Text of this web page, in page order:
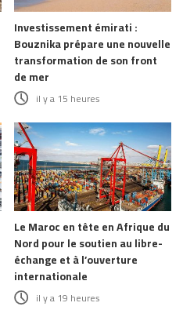
Investissement émirati :
Bouznika prépare une nouvelle
transformation de son front
de mer
il y a 15 heures
Le Maroc en tête en Afrique du
Nord pour le soutien au libre-
échange et à l’ouverture
internationale
il y a 19 heures